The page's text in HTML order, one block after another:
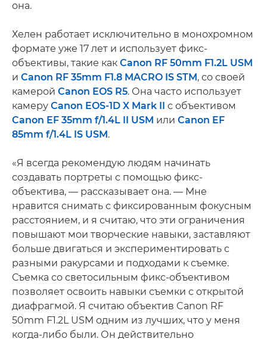
она.
Хелен работает исключительно в монохромном
формате уже 17 лет и использует фикс-
объективы, такие как Canon RF 50mm F1.2L USM
и Canon RF 35mm F1.8 MACRO IS STM , со своей
камерой Canon EOS R5. Она часто использует
камеру Canon EOS-1D X Mark II
с объективом
Canon EF 35mm f/1.4L II USM или Canon EF
85mm f/1.4L IS USM .
«Я всегда рекомендую людям начинать
создавать портреты с помощью фикс-
объектива, — рассказывает она. — Мне
нравится снимать с фиксированным фокусным
расстоянием, и я считаю, что эти ограничения
повышают мои творческие навыки, заставляют
больше двигаться и экспериментировать с
разными ракурсами и подходами к съемке.
Съемка со светосильным фикс-объективом
позволяет освоить навыки съемки с открытой
диафрагмой. Я считаю объектив Canon RF
50mm F1.2L USM одним из лучших, что у меня
когда-либо были. Он действительно